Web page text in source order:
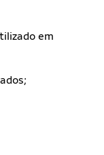
em